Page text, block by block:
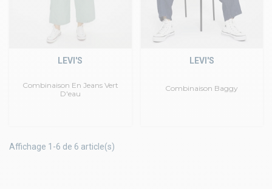
Combinaison En Jeans Vert
D'eau
LEVI'S
Combinaison Baggy
LEVI'S
Affichage 1-6 de 6 article(s)